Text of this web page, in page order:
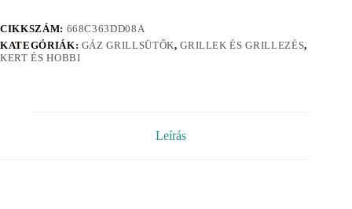
CIKKSZÁM: 668C363DD08A
KATEGÓRIÁK: GÁZ GRILLSÜTŐK,GRILLEK ÉS GRILLEZÉS,
KERT ÉS HOBBI
Leírás